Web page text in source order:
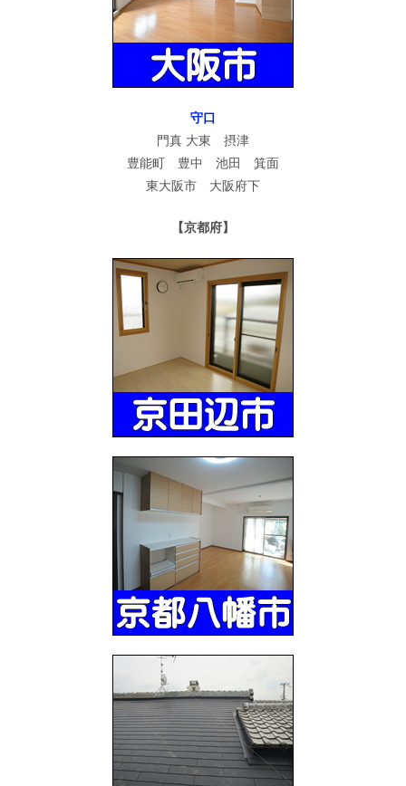
守口
門真 大東 摂津
豊能町 豊中 池田 箕面
東大阪市 大阪府下
【京都府】